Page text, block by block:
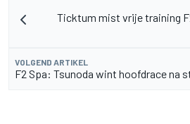
Ticktum mist vrije training
VOLGEND ARTIKEL
F2 Spa: Tsunoda wint hoofdrace na